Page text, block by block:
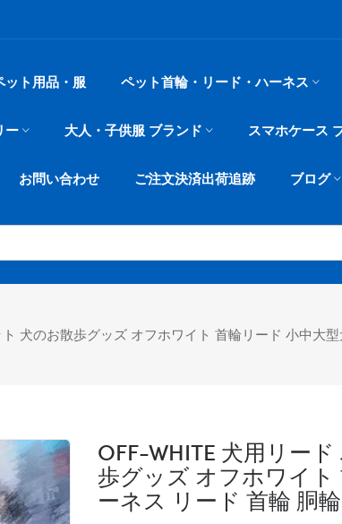
ット用品・服 ペット首輪・リード・ハーネス
ー 大人・子供服 ブランド スマホケース
お問い合わせ ご注文決済出荷追跡 ブログ
犬のお散歩グッズ オフホワイト 首輪リード 小中大
OFF-WHITE 犬用リー
歩グッズ オフホワイ
ーネス リード 首輪 胴